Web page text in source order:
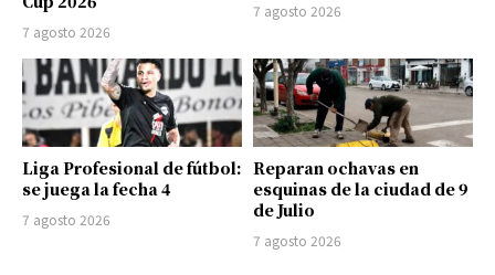
7 agosto 2026
7 agosto 2026
Liga Profesional de fútbol:
se juega la fecha 4
7 agosto 2026
Reparan ochavas en
esquinas de la ciudad de 9
de Julio
7 agosto 2026